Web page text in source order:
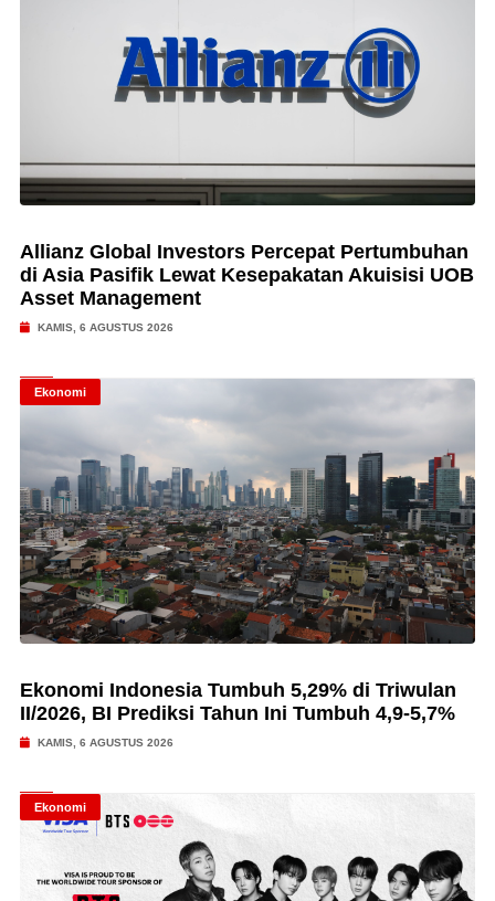
Allianz Global Investors Percepat Pertumbuhan
di Asia Pasifik Lewat Kesepakatan Akuisisi UOB
Asset Management
KAMIS, 6 AGUSTUS 2026
Ekonomi
Ekonomi Indonesia Tumbuh 5,29% di Triwulan
II/2026, BI Prediksi Tahun Ini Tumbuh 4,9-5,7%
KAMIS, 6 AGUSTUS 2026
Ekonomi